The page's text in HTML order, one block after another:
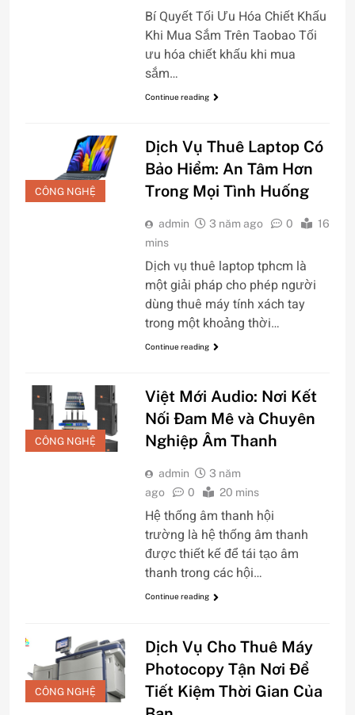
Bí Quyết Tối Ưu Hóa Chiết Khấu
Khi Mua Sắm Trên Taobao Tối
ưu hóa chiết khấu khi mua
sắm…
Continue reading
CÔNG NGHỆ
Dịch Vụ Thuê Laptop Có
Bảo Hiểm: An Tâm Hơn
Trong Mọi Tình Huống
admin 3 năm ago 0
16
mins
Dịch vụ thuê laptop tphcm là
một giải pháp cho phép người
dùng thuê máy tính xách tay
trong một khoảng thời…
Continue reading
CÔNG NGHỆ
Việt Mới Audio: Nơi Kết
Nối Đam Mê và Chuyên
Nghiệp Âm Thanh
admin
3 năm
ago
0 20 mins
Hệ thống âm thanh hội
trường là hệ thống âm thanh
được thiết kế để tái tạo âm
thanh trong các hội…
Continue reading
CÔNG NGHỆ
Dịch Vụ Cho Thuê Máy
Photocopy Tận Nơi Để
Tiết Kiệm Thời Gian Của